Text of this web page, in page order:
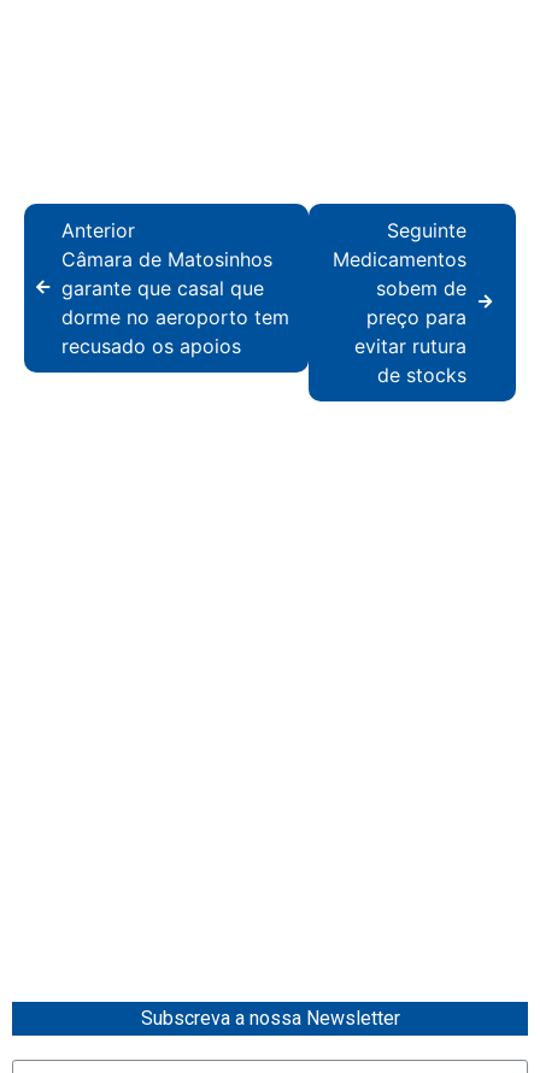
Anterior
Câmara de Matosinhos
garante que casal que
dorme no aeroporto tem
recusado os apoios
Seguinte
Medicamentos
sobem de
preço para
evitar rutura
de stocks
Subscreva a nossa Newsletter